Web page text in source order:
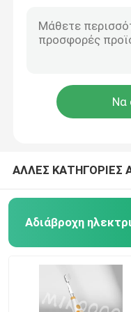
Ηχιτική ηλεκτρική
ΑΛΛΕΣ ΚΑΤΗΓΟΡΙΕΣ